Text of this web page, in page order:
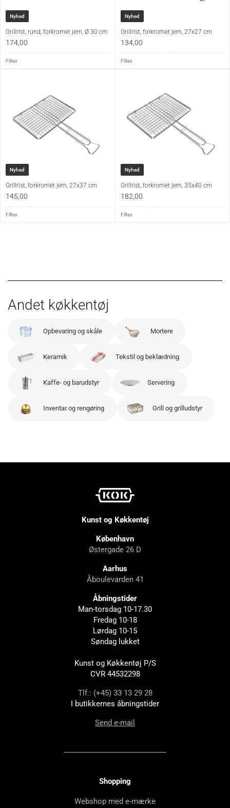
Nyhed
Grillrist, rund, forkromet jern, Ø 30 cm
174,00
Filtex
Nyhed
Grillrist, forkromet jern, 27x27 cm
134,00
Filtex
Nyhed
Grillrist, forkromet jern, 27x37 cm
145,00
Filtex
Nyhed
Grillrist, forkromet jern, 35x40 cm
182,00
Filtex
Andet køkkentøj
Opbevaring og skåle Mortere
Keramik Tekstil og beklædning
Kaffe- og barudstyr Servering
Inventar og rengøring Grill og grilludstyr
Kunst og Køkkentøj
København
Østergade 26 D
Aarhus
Åboulevarden 41
Åbningstider
Man-torsdag 10-17.30
Fredag 10-18
Lørdag 10-15
Søndag lukket
Kunst og Køkkentøj P/S
CVR 44532298
Tlf.: (+45) 33 13 29 28
I butikkernes åbningstider
Send e-mail
Shopping
Webshop med e-mærke